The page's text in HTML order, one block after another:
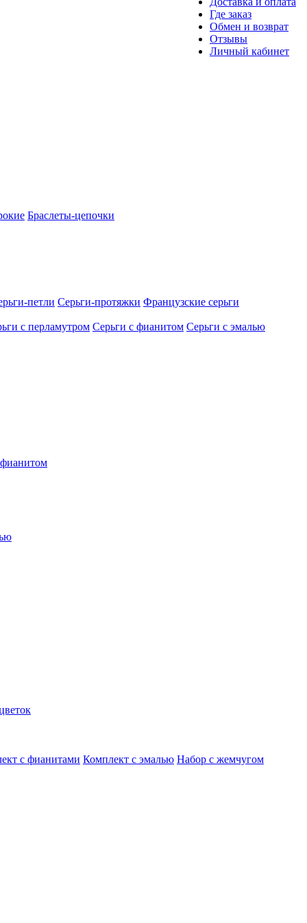
Где заказ
Обмен и возврат
Отзывы
Личный кабинет
Браслеты-цепочки
петли Серьги-протяжки Французские серьги
с перламутром Серьги с фианитом Серьги с эмалью
с фианитами Комплект с эмалью Набор с жемчугом